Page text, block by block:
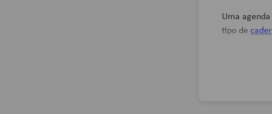
Uma
tipo de
O nosso
vários tipos